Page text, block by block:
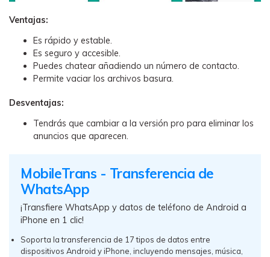
Ventajas:
Es rápido y estable.
Es seguro y accesible.
Puedes chatear añadiendo un número de contacto.
Permite vaciar los archivos basura.
Desventajas:
Tendrás que cambiar a la versión pro para eliminar los
anuncios que aparecen.
MobileTrans - Transferencia de
WhatsApp
¡Transfiere WhatsApp y datos de teléfono de Android a
iPhone en 1 clic!
Soporta la transferencia de 17 tipos de datos entre
dispositivos Android y iPhone, incluyendo mensajes, música,